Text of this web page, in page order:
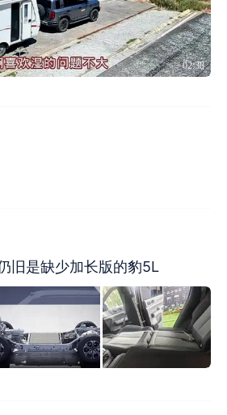
02:38
旧是缺少加长版的豹5L